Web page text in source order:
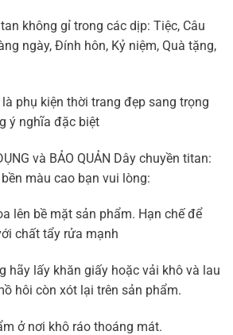
không gỉ trong các dịp: Tiệc, Câu
ngày, Đính hôn, Kỷ niệm, Quà tặng,
phụ kiện thời trang đẹp sang trọng
ý nghĩa đặc biệt
và BẢO QUẢN Dây chuyền titan:
màu cao bạn vui lòng:
lên bề mặt sản phẩm. Hạn chế để
chất tẩy rửa mạnh
hãy lấy khăn giấy hoặc vải khô và lau
hôi còn xót lại trên sản phẩm.
ở nơi khô ráo thoáng mát.